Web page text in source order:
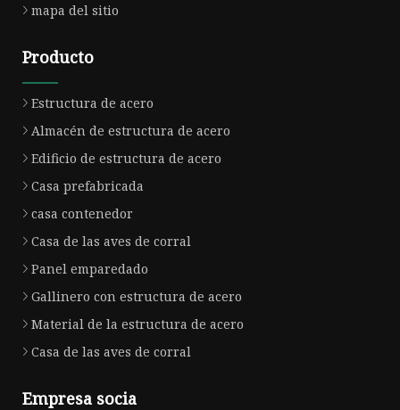
mapa del sitio
Producto
Estructura de acero
Almacén de estructura de acero
Edificio de estructura de acero
Casa prefabricada
casa contenedor
Casa de las aves de corral
Panel emparedado
Gallinero con estructura de acero
Material de la estructura de acero
Casa de las aves de corral
Empresa socia